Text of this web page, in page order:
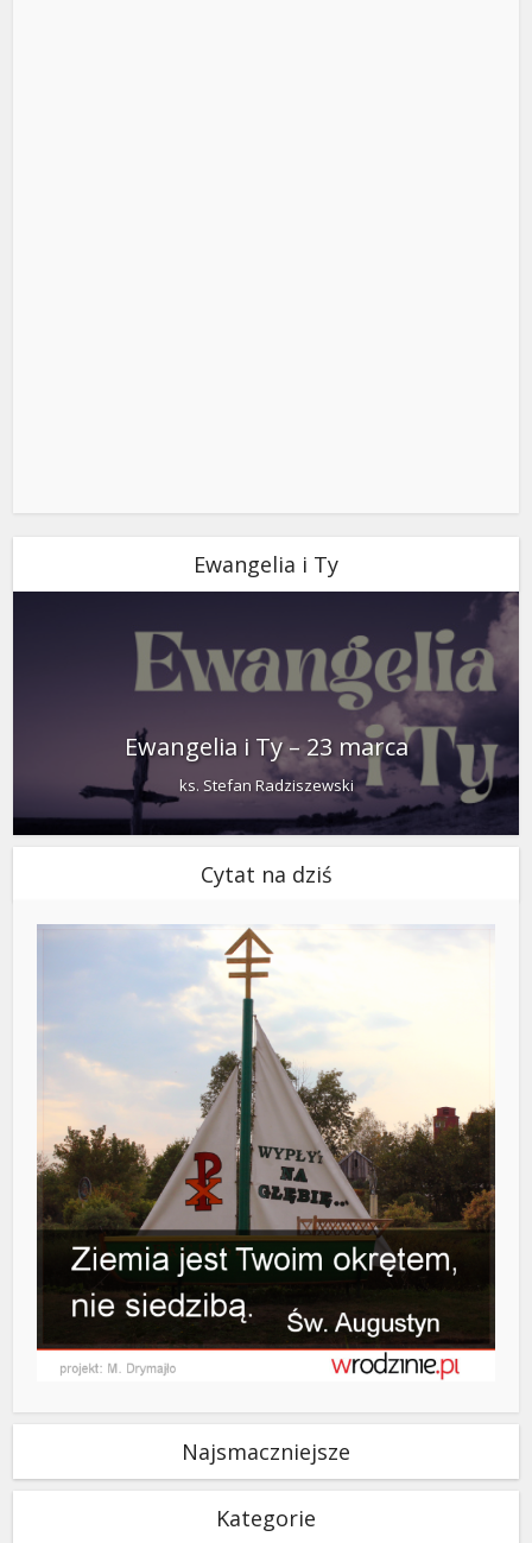
Ewangelia i Ty
Ewangelia i Ty – 23 marca
ks. Stefan Radziszewski
Cytat na dziś
Najsmaczniejsze
Kategorie